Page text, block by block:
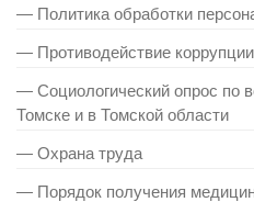
— Политика обработки
— Противодействие коррупции
— Cоциологический опрос по
Томске и в Томской области
— Охрана труда
— Порядок получения